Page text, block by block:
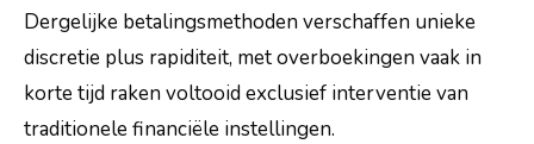
Dergelijke betalingsmethoden verschaffen unieke
discretie plus rapiditeit, met overboekingen vaak in
korte tijd raken voltooid exclusief interventie van
traditionele financiële instellingen.